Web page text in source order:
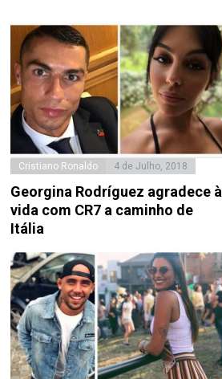
Cristiano Ronaldo 4 de Julho, 2018
Georgina Rodríguez agradece à
vida com CR7 a caminho de
Itália